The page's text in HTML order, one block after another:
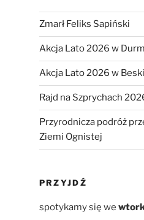
Zmarł Feliks Sapiński
Akcja Lato 2026 w
Akcja Lato 2026 w
Rajd na Szprychach
Przyrodnicza podróż
Ziemi Ognistej
PRZYJDŹ
spotykamy się we